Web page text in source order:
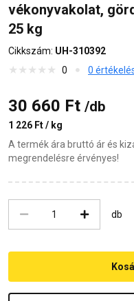
vékonyvakolat,
25 kg
Cikkszám: UH-310392
0
0
30 660 Ft /db
1 226 Ft / kg
A termék ára bruttó ár és
megrendelésre érvényes!
db